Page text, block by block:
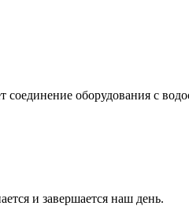
соединение оборудования с
и завершается наш день.